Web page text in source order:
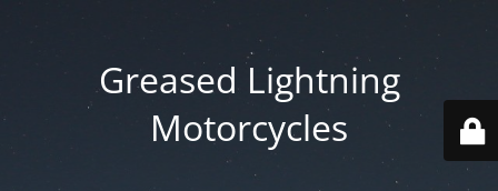
Greased Lightning
Motorcycles